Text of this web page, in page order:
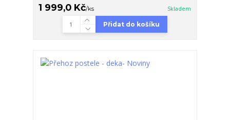
1 999,0 Kč/ks Skladem
Přidat do košíku